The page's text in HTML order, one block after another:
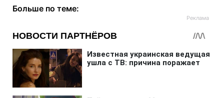
Больше по теме: